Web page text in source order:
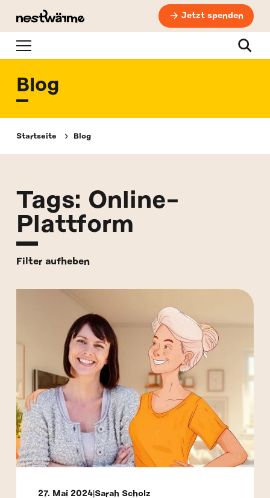
Jetzt spenden
Navigation Suche
Blog
Startseite Blog
Tags: Online-
Plattform
Filter aufheben
27. Mai 2024 Sarah Scholz